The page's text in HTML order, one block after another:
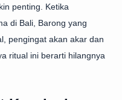
penting. Ketika
di Bali, Barong yang
pengingat akan akar dan
ritual ini berarti hilangnya